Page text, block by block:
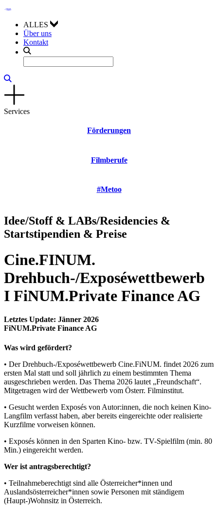
ALLES
Über uns
Kontakt
Services
Förderungen
Filmberufe
#Metoo
Idee/Stoff & LABs/Residencies &
Startstipendien & Preise
Cine.FINUM.
Drehbuch-/Exposéwettbewerb
I FiNUM.Private Finance AG
Letztes Update: Jänner 2026
FiNUM.Private Finance AG
Was wird gefördert?
• Der Drehbuch-/Exposéwettbewerb Cine.FiNUM. findet 2026 zum
ersten Mal statt und soll jährlich zu einem bestimmten Thema
ausgeschrieben werden. Das Thema 2026 lautet „Freundschaft“.
Mitgetragen wird der Wettbewerb vom Österr. Filminstitut.
• Gesucht werden Exposés von Autor:innen, die noch keinen Kino-
Langfilm verfasst haben, aber bereits eingereichte oder realisierte
Kurzfilme vorweisen können.
• Exposés können in den Sparten Kino- bzw. TV-Spielfilm (min. 80
Min.) eingereicht werden.
Wer ist antragsberechtigt?
• Teilnahmeberechtigt sind alle Österreicher*innen und
Auslandsösterreicher*innen sowie Personen mit ständigem
(Haupt-)Wohnsitz in Österreich.